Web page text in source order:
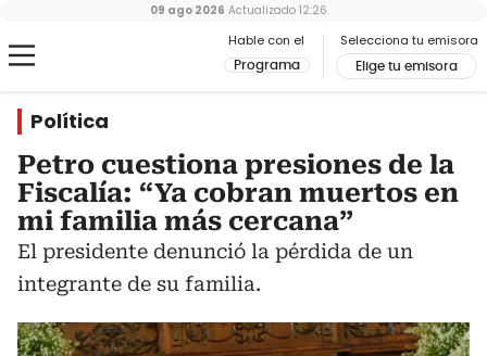
Hable con el
Programa
Selecciona tu emisora
Elige tu emisora
09 ago 2026 Actualizado 12:26
Política
Petro cuestiona presiones de la
Fiscalía: “Ya cobran muertos en
mi familia más cercana”
El presidente denunció la pérdida de un
integrante de su familia.